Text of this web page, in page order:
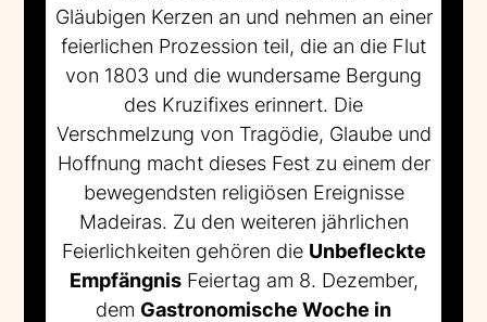
Gläubigen Kerzen an und nehmen an einer
feierlichen Prozession teil, die an die Flut
von 1803 und die wundersame Bergung
des Kruzifixes erinnert. Die
Verschmelzung von Tragödie, Glaube und
Hoffnung macht dieses Fest zu einem der
bewegendsten religiösen Ereignisse
Madeiras. Zu den weiteren jährlichen
Feierlichkeiten gehören die Unbefleckte
EmpfängnisFeiertag am 8. Dezember,
dem Gastronomische Woche in